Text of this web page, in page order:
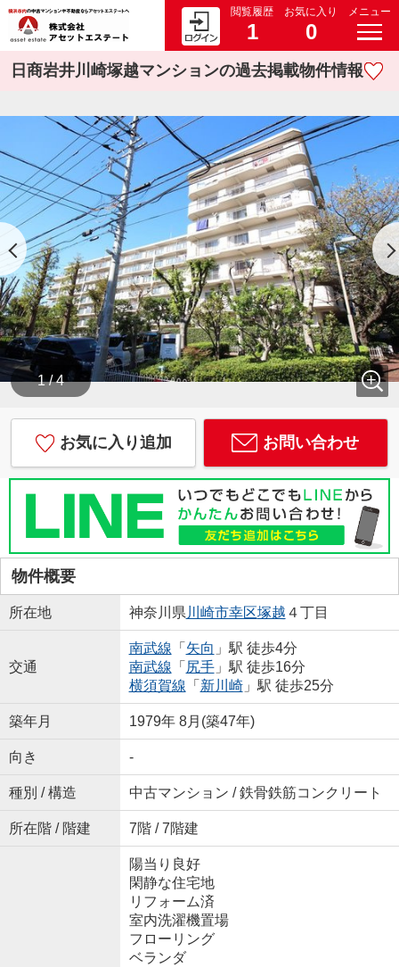
閲覧履歴
1
お気に入り
0
メニュー
日商岩井川崎塚越マンションの過去掲載物件情報
1 / 4
お気に入り追加 お問い合わせ
物件概要
所在地 神奈川県 川崎市幸区塚越 ４丁目
交通
南武線 「 矢向 」駅 徒歩4分
南武線 「 尻手」駅 徒歩16分
横須賀線 「 新川崎」駅 徒歩25分
築年月 1979年 8月(築47年)
向き -
種別 / 構造 中古マンション / 鉄骨鉄筋コンクリート
所在階 / 階建 7階 / 7階建
陽当り良好
閑静な住宅地
リフォーム済
室内洗濯機置場
フローリング
ベランダ